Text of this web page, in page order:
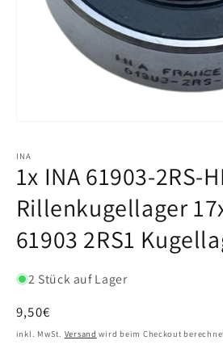
INA
1x INA 61903-2RS-
Rillenkugellager
61903 2RS1
2 Stück auf Lager
Normaler
Preis
9,50€
inkl. MwSt. Versand wird beim Checkout